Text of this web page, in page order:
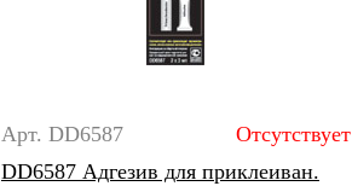
Арт. DD6587
Отсутствует
DD6587 Адгезив для приклеиван.